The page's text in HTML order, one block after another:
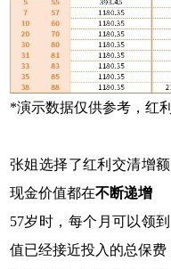
*演示数据仅供参考，红
张姐选择了红利交清增
现金价值都在不断递增
57岁时，每个月可以领
值已经接近投入的总保费